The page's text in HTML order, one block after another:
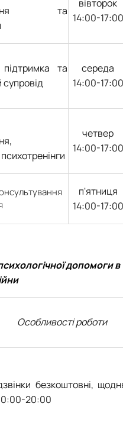
та
вівторок
14:00-17:00
підтримка та
супровід
середа
14:00-17:00
четвер
14:00-17:00
п'ятниця
14:00-17:00
допомоги в
Особливості роботи
безкоштовні,
20:00